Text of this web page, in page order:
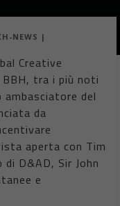
NEWS |
Creative
BBH, tra i più noti
ambasciatore del
da
aperta con Tim
D&AD, Sir John
e